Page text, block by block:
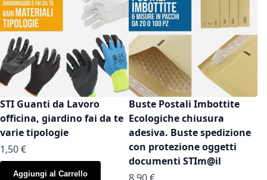
STI Guanti da Lavoro
officina, giardino fai da te
varie tipologie
As low as
1,50 €
Aggiungi al Carrello
Buste Postali Imbottite
Ecologiche chiusura
adesiva. Buste spedizione
con protezione oggetti
documenti STIm@il
As low as